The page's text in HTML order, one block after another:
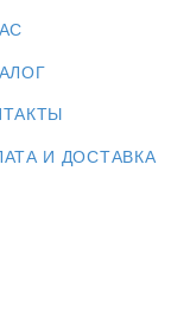
И ДОСТАВКА